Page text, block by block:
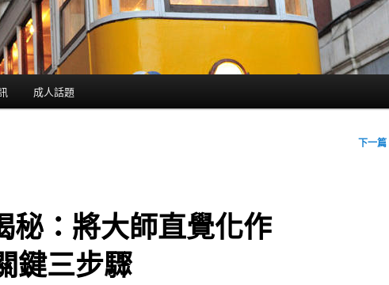
成人話題
下一篇
秘：將大師直覺化作
鍵三步驟